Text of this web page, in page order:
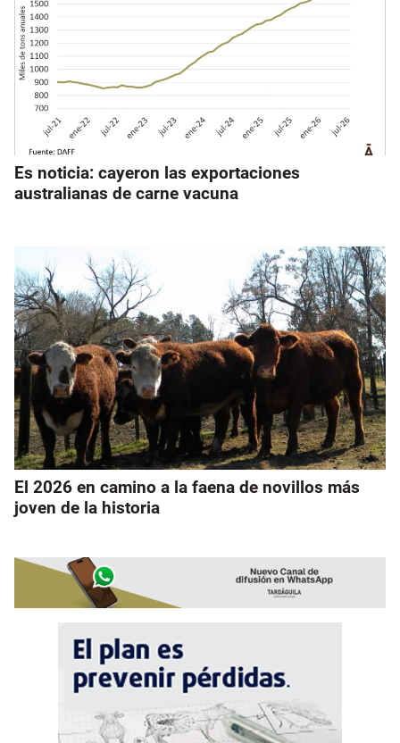
Es noticia: cayeron las exportaciones
australianas de carne vacuna
El 2026 en camino a la faena de novillos más
joven de la historia